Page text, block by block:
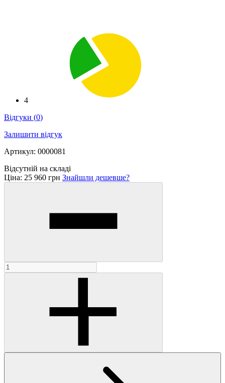
4
Відгуки (0)
Залишити відгук
Артикул: 0000081
Відсутній на складі
Ціна: 25 960 грн Знайшли дешевше?